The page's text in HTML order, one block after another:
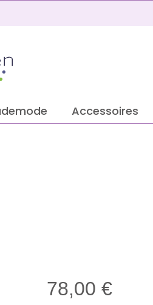
Accessoires
78,00 €